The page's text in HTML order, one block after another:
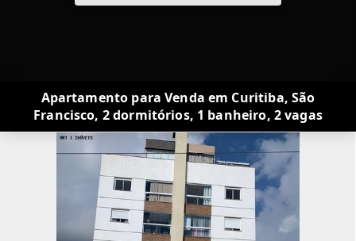
Apartamento para Venda em Curitiba, São
Francisco, 2 dormitórios, 1 banheiro, 2 vagas